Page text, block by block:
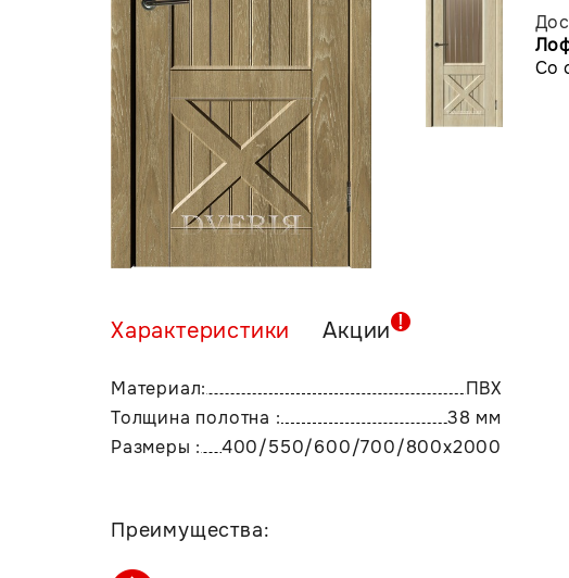
Со
Характеристики Акции
Материал:
ПВХ
Толщина полотна :
38 мм
Размеры :
400/550/600/700/800х2000
Преимущества: